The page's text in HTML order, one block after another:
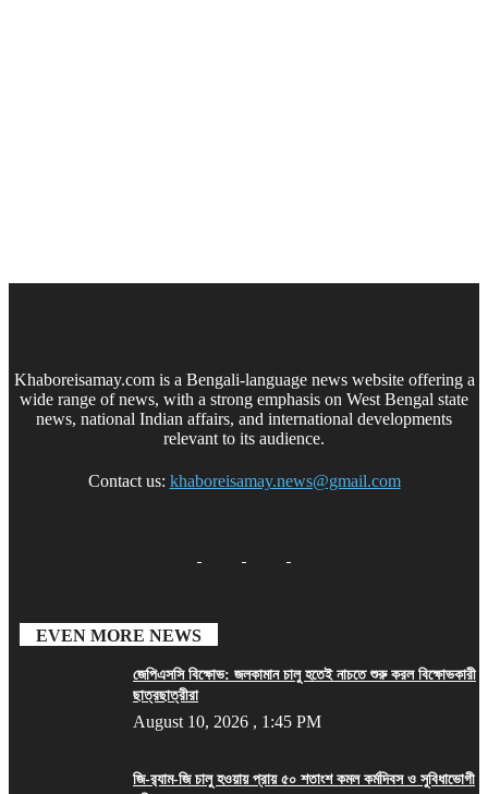
Khaboreisamay.com is a Bengali-language news website offering a
wide range of news, with a strong emphasis on West Bengal state
news, national Indian affairs, and international developments
relevant to its audience.
Contact us: khaboreisamay.news@gmail.com
EVEN MORE NEWS
জেপিএসসি বিক্ষোভ: জলকামান চালু হতেই নাচতে শুরু করল বিক্ষোভকারী
ছাত্রছাত্রীরা
August 10, 2026 , 1:45 PM
জি-র‍্যাম-জি চালু হওয়ায় প্রায় ৫০ শতাংশ কমল কর্মদিবস ও সুবিধাভোগী